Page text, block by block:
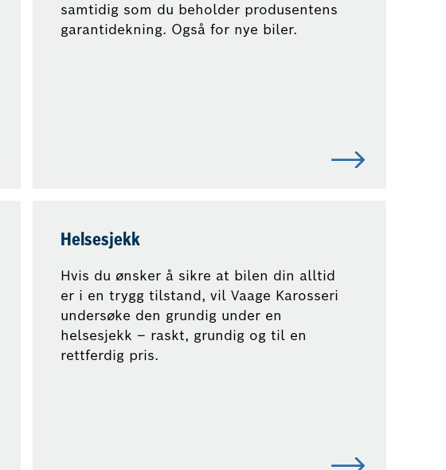
samtidig som du beholder produsentens
garantidekning. Også for nye biler.
Helsesjekk
Hvis du ønsker å sikre at bilen din alltid
er i en trygg tilstand, vil Vaage Karosseri
undersøke den grundig under en
helsesjekk – raskt, grundig og til en
rettferdig pris.